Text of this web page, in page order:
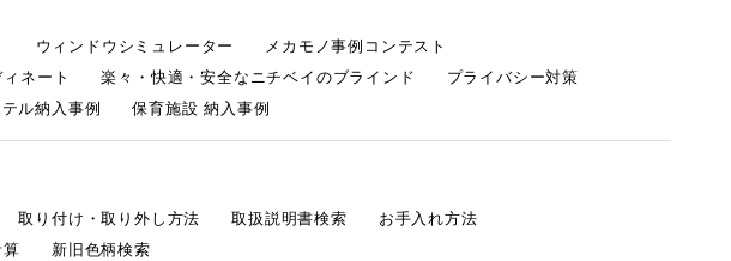
ウィンドウシミュレーター
メカモノ事例コンテスト
ネート 楽々・快適・安全なニチベイのブラインド
プライバシー対策
テル納入事例 保育施設 納入事例
取り付け・取り外し方法 取扱説明書検索
お手入れ方法
算 新旧色柄検索